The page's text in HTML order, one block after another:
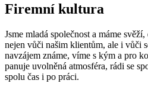
Firemní kultura
Jsme mladá společnost a máme
nejen vůči našim klientům, ale i vůči
navzájem známe, víme s kým a pro
panuje uvolněná atmosféra, rádi se
spolu čas i po práci.